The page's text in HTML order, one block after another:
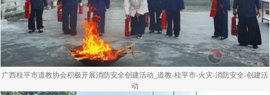
广西桂平市道教协会积极开展消防安全创建活动_道教-桂平市-火灾-消防安全-创建活
动